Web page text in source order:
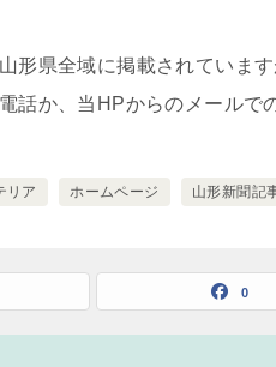
形県全域に掲載されていま
話か、当HPからのメールで
リア ホームページ 山形新聞記
0